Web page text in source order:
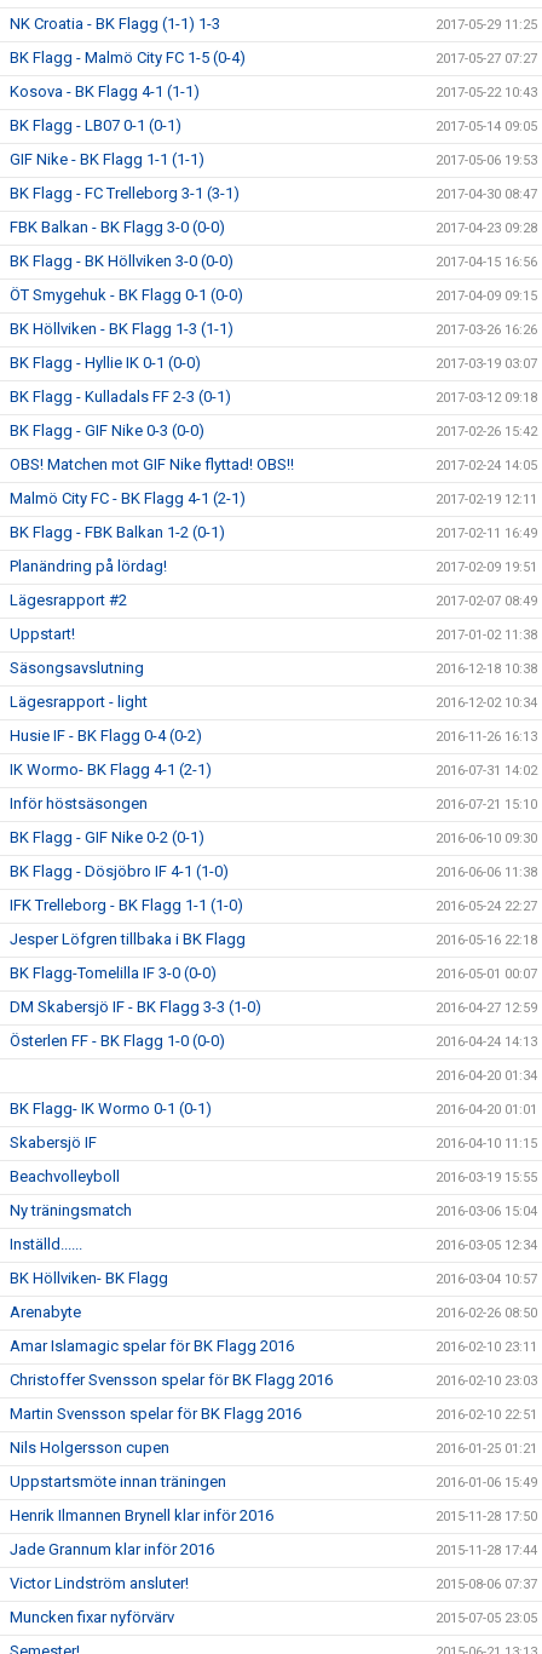
NK Croatia - BK Flagg (1-1) 1-3 2017-05-29 11:25
BK Flagg - Malmö City FC 1-5 (0-4) 2017-05-27 07:27
Kosova - BK Flagg 4-1 (1-1) 2017-05-22 10:43
BK Flagg - LB07 0-1 (0-1) 2017-05-14 09:05
GIF Nike - BK Flagg 1-1 (1-1) 2017-05-06 19:53
BK Flagg - FC Trelleborg 3-1 (3-1) 2017-04-30 08:47
FBK Balkan - BK Flagg 3-0 (0-0) 2017-04-23 09:28
BK Flagg - BK Höllviken 3-0 (0-0) 2017-04-15 16:56
ÖT Smygehuk - BK Flagg 0-1 (0-0) 2017-04-09 09:15
BK Höllviken - BK Flagg 1-3 (1-1) 2017-03-26 16:26
BK Flagg - Hyllie IK 0-1 (0-0) 2017-03-19 03:07
BK Flagg - Kulladals FF 2-3 (0-1) 2017-03-12 09:18
BK Flagg - GIF Nike 0-3 (0-0) 2017-02-26 15:42
OBS! Matchen mot GIF Nike flyttad! OBS!! 2017-02-24 14:05
Malmö City FC - BK Flagg 4-1 (2-1) 2017-02-19 12:11
BK Flagg - FBK Balkan 1-2 (0-1) 2017-02-11 16:49
Planändring på lördag! 2017-02-09 19:51
Lägesrapport #2 2017-02-07 08:49
Uppstart! 2017-01-02 11:38
Säsongsavslutning 2016-12-18 10:38
Lägesrapport - light 2016-12-02 10:34
Husie IF - BK Flagg 0-4 (0-2) 2016-11-26 16:13
IK Wormo- BK Flagg 4-1 (2-1) 2016-07-31 14:02
Inför höstsäsongen 2016-07-21 15:10
BK Flagg - GIF Nike 0-2 (0-1) 2016-06-10 09:30
BK Flagg - Dösjöbro IF 4-1 (1-0) 2016-06-06 11:38
IFK Trelleborg - BK Flagg 1-1 (1-0) 2016-05-24 22:27
Jesper Löfgren tillbaka i BK Flagg 2016-05-16 22:18
BK Flagg-Tomelilla IF 3-0 (0-0) 2016-05-01 00:07
DM Skabersjö IF - BK Flagg 3-3 (1-0) 2016-04-27 12:59
Österlen FF - BK Flagg 1-0 (0-0) 2016-04-24 14:13
2016-04-20 01:34
BK Flagg- IK Wormo 0-1 (0-1) 2016-04-20 01:01
Skabersjö IF 2016-04-10 11:15
Beachvolleyboll 2016-03-19 15:55
Ny träningsmatch 2016-03-06 15:04
Inställd...... 2016-03-05 12:34
BK Höllviken- BK Flagg 2016-03-04 10:57
Arenabyte 2016-02-26 08:50
Amar Islamagic spelar för BK Flagg 2016 2016-02-10 23:11
Christoffer Svensson spelar för BK Flagg 2016 2016-02-10 23:03
Martin Svensson spelar för BK Flagg 2016 2016-02-10 22:51
Nils Holgersson cupen 2016-01-25 01:21
Uppstartsmöte innan träningen 2016-01-06 15:49
Henrik Ilmannen Brynell klar inför 2016 2015-11-28 17:50
Jade Grannum klar inför 2016 2015-11-28 17:44
Victor Lindström ansluter! 2015-08-06 07:37
Muncken fixar nyförvärv 2015-07-05 23:05